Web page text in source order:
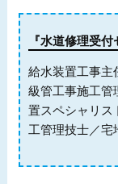
『水道修理受
給水装置工事主
級管工事施工
置スペシャリ
工管理技士／